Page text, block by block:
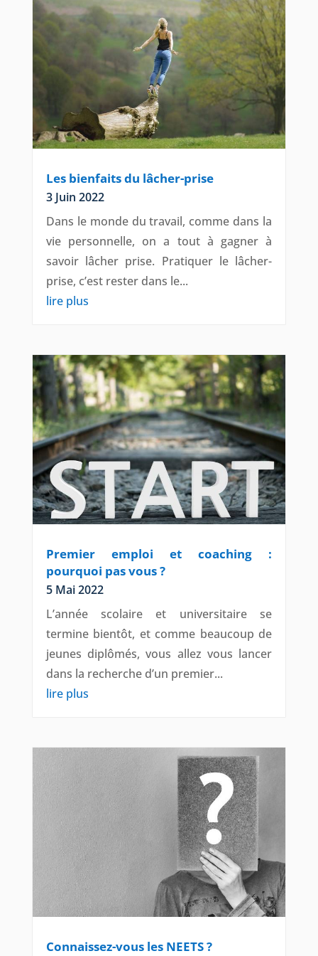
Les bienfaits du lâcher-prise
3 Juin 2022
Dans le monde du travail, comme dans la
vie personnelle, on a tout à gagner à
savoir lâcher prise. Pratiquer le lâcher-
prise, c’est rester dans le...
lire plus
Premier emploi et coaching :
pourquoi pas vous ?
5 Mai 2022
L’année scolaire et universitaire se
termine bientôt, et comme beaucoup de
jeunes diplômés, vous allez vous lancer
dans la recherche d’un premier...
lire plus
Connaissez-vous les NEETS ?